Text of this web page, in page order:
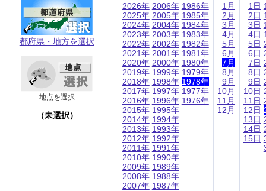
都府県・地方を選択
地点を選択
（未選択）
2026年
2025年
2024年
2023年
2022年
2021年
2020年
2019年
2018年
2017年
2016年
2015年
2014年
2013年
2012年
2011年
2010年
2009年
2008年
2007年
2006年
2005年
2004年
2003年
2002年
2001年
2000年
1999年
1998年
1997年
1996年
1995年
1994年
1993年
1992年
1991年
1990年
1989年
1988年
1987年
1986年
1985年
1984年
1983年
1982年
1981年
1980年
1979年
1978年
1977年
1976年
1月
2月
3月
4月
5月
6月
7月
8月
9月
10月
11月
12月
1日
2日
3日
4日
5日
6日
7日
8日
9日
10日
11日
12日
13日
14日
15日